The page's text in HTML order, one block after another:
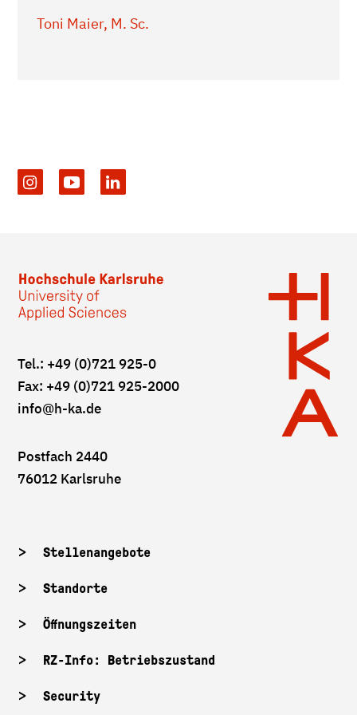
Toni Maier, M. Sc.
Tel.: +49 (0)721 925-0
Fax: +49 (0)721 925-2000
info@h-ka.de
Postfach 2440
76012 Karlsruhe
Stellenangebote
Standorte
Öffnungszeiten
RZ-Info: Betriebszustand
Security